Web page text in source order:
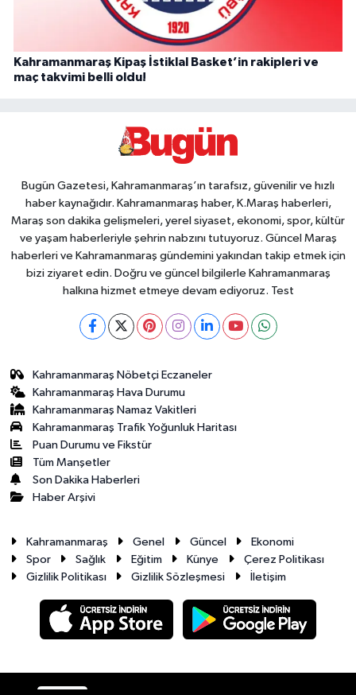
Kahramanmaraş Kipaş İstiklal Basket’in rakipleri ve
maç takvimi belli oldu!
Bugün Gazetesi, Kahramanmaraş’ın tarafsız, güvenilir ve hızlı
haber kaynağıdır. Kahramanmaraş haber, K.Maraş haberleri,
Maraş son dakika gelişmeleri, yerel siyaset, ekonomi, spor, kültür
ve yaşam haberleriyle şehrin nabzını tutuyoruz. Güncel Maraş
haberleri ve Kahramanmaraş gündemini yakından takip etmek için
bizi ziyaret edin. Doğru ve güncel bilgilerle Kahramanmaraş
halkına hizmet etmeye devam ediyoruz. Test
Kahramanmaraş Nöbetçi Eczaneler
Kahramanmaraş Hava Durumu
Kahramanmaraş Namaz Vakitleri
Kahramanmaraş Trafik Yoğunluk Haritası
Puan Durumu ve Fikstür
Tüm Manşetler
Son Dakika Haberleri
Haber Arşivi
Kahramanmaraş Genel Güncel
Ekonomi
Spor
Sağlık Eğitim Künye
Çerez Politikası
Gizlilik Politikası
Gizlilik Sözleşmesi İletişim